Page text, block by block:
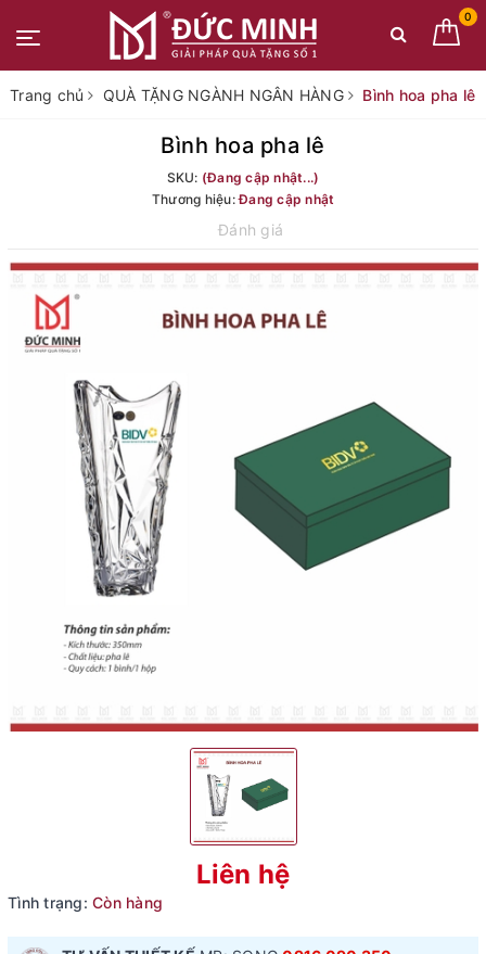
0
Trang chủ QUÀ TẶNG NGÀNH NGÂN HÀNG Bình hoa pha lê
Bình hoa pha lê
SKU: (Đang cập nhật...)
Thương hiệu:Đang cập nhật
Đánh giá
Liên hệ
Tình trạng: Còn hàng